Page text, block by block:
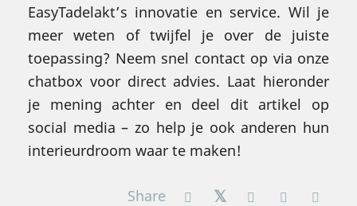
EasyTadelakt’s innovatie en service. Wil je
meer weten of twijfel je over de juiste
toepassing? Neem snel contact op via onze
chatbox voor direct advies. Laat hieronder
je mening achter en deel dit artikel op
social media – zo help je ook anderen hun
interieurdroom waar te maken!
Share